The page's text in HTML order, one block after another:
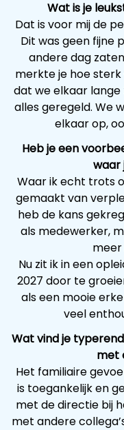
Wat is je
Dat is voor mij de
Dit was geen fijne
andere dag
merkte je hoe sterk
dat we elkaar lange
alles geregeld. We
elkaar op,
Heb je een
waar
Waar ik echt trots
gemaakt van
heb de kans
als medewerker,
meer
Nu zit ik in een
2027 door te
als een mooie
veel
Wat vind je
met
Het familiaire
is toegankelijk en
met de directie bij
met andere